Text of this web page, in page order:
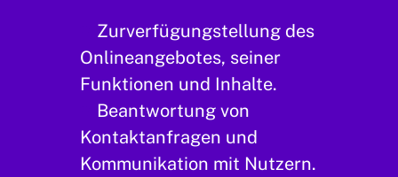
Zurverfügungstellung des
Onlineangebotes, seiner
Funktionen und Inhalte.
Beantwortung von
Kontaktanfragen und
Kommunikation mit Nutzern.